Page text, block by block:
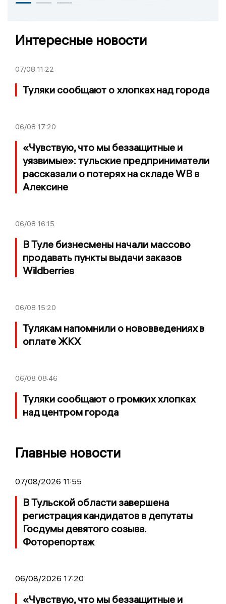
Интересные новости
07/08 11:22
Туляки сообщают о хлопках над города
06/08 17:20
«Чувствую, что мы беззащитные и
уязвимые»: тульские предприниматели
рассказали о потерях на складе WB в
Алексине
06/08 16:15
В Туле бизнесмены начали массово
продавать пункты выдачи заказов
Wildberries
06/08 15:20
Тулякам напомнили о нововведениях в
оплате ЖКХ
06/08 08:46
Туляки сообщают о громких хлопках
над центром города
Главные новости
07/08/2026 11:55
В Тульской области завершена
регистрация кандидатов в депутаты
Госдумы девятого созыва.
Фоторепортаж
06/08/2026 17:20
«Чувствую, что мы беззащитные и